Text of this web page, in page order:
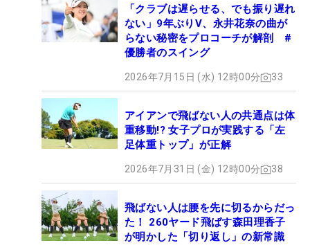
「クラブは遅らせる、でも振り遅れ
ない」9年ぶりV、永井花奈の曲が
らない秘密をプロコーチが解剖 #
優勝者のスイング
2026年7月15日 (水) 12時00分 33
アイアンで飛ばない人の共通点は体
重移動!? 女子プロが実践する「左
足体重トップ」が正解
2026年7月31日 (金) 12時00分 38
飛ばない人は腰を先に切るからだっ
た！ 260ヤード飛ばす森田理香子
が明かした「切り返し」の新常識